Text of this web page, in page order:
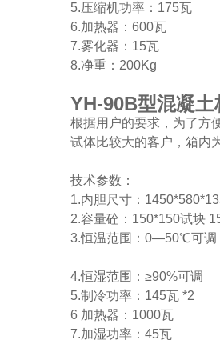
5.压缩机功率：175瓦
6.加热器：600瓦
7.雾化器：15瓦
8.净重：200Kg
YH-90B型混凝土
根据用户的要求，为了方
试体比较大的客户，箱内
技术参数：
1.内胆尺寸：
2.容量砼：150*150试块
3.恒温范围：0—50℃可
4.恒湿范围：≥90%可调
5.制冷功率：145瓦 *2
6 加热器：1000瓦
7.加湿功率：45瓦